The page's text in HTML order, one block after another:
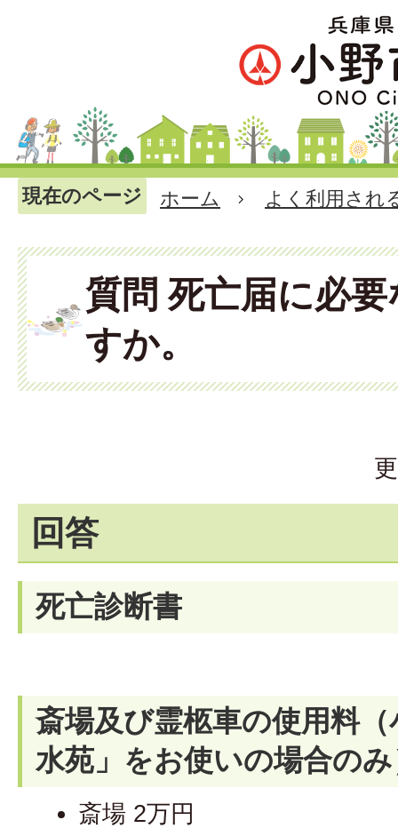
現在のページ ホーム よく利用され
質問 死亡届に必
すか。
回答
死亡診断書
斎場及び霊柩車の使用料
水苑」をお使いの場合の
斎場 2万円